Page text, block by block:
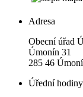
Adresa
Obecní úřad
Úmonín 31
285 46
Úřední hodiny